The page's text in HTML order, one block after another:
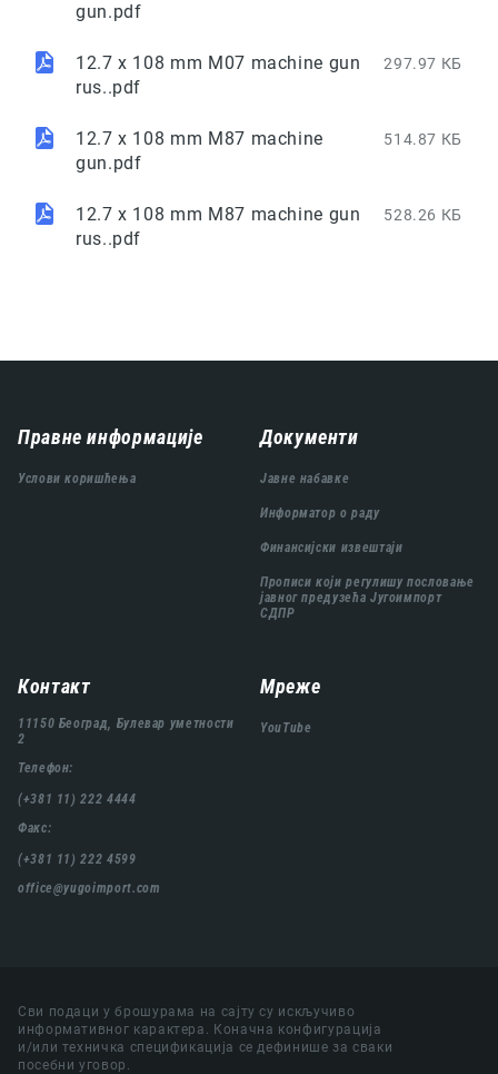
gun.pdf
12.7 x 108 mm M07 machine gun
rus..pdf
297.97 КБ
12.7 x 108 mm M87 machine
gun.pdf
514.87 КБ
12.7 x 108 mm M87 machine gun
rus..pdf
528.26 КБ
Навигација
подножја
Правне информације
Услови коришћења
Документи
Јавне набавке
Информатор о раду
Финансијски извештаји
Прописи који регулишу пословање
јавног предузећа Југоимпорт
СДПР
Контакт
11150 Београд, Булевар уметности
2
Телефон:
(+381 11) 222 4444
Факс:
(+381 11) 222 4599
office@yugoimport.com
Мреже
YouTube
Сви подаци у брошурама на сајту су искључиво
информативног карактера. Коначна конфигурација
и/или техничка спецификација се дефинише за сваки
посебни уговор.